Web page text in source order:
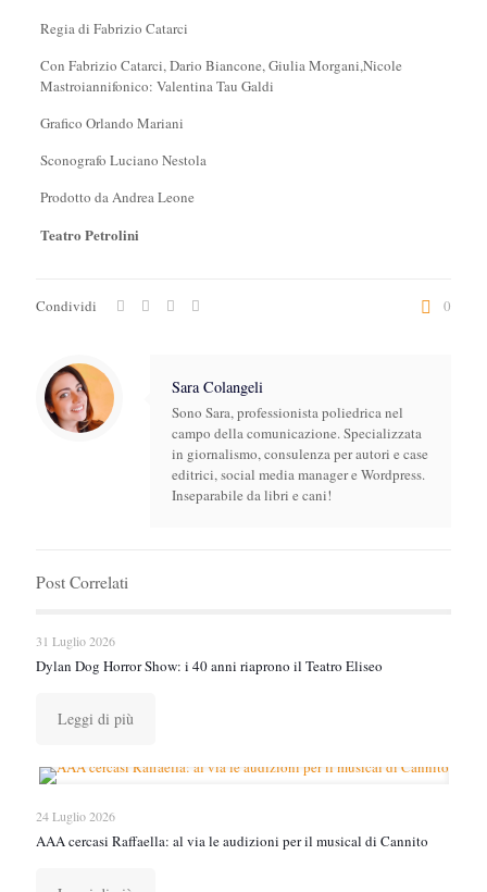
Regia di Fabrizio Catarci
Con Fabrizio Catarci, Dario Biancone, Giulia Morgani,Nicole
Mastroiannifonico: Valentina Tau Galdi
Grafico Orlando Mariani
Sconografo Luciano Nestola
Prodotto da Andrea Leone
Teatro Petrolini
Condividi 0
Sara Colangeli
Sono Sara, professionista poliedrica nel
campo della comunicazione. Specializzata
in giornalismo, consulenza per autori e case
editrici, social media manager e Wordpress.
Inseparabile da libri e cani!
Post Correlati
31 Luglio 2026
Dylan Dog Horror Show: i 40 anni riaprono il Teatro Eliseo
Leggi di più
24 Luglio 2026
AAA cercasi Raffaella: al via le audizioni per il musical di Cannito